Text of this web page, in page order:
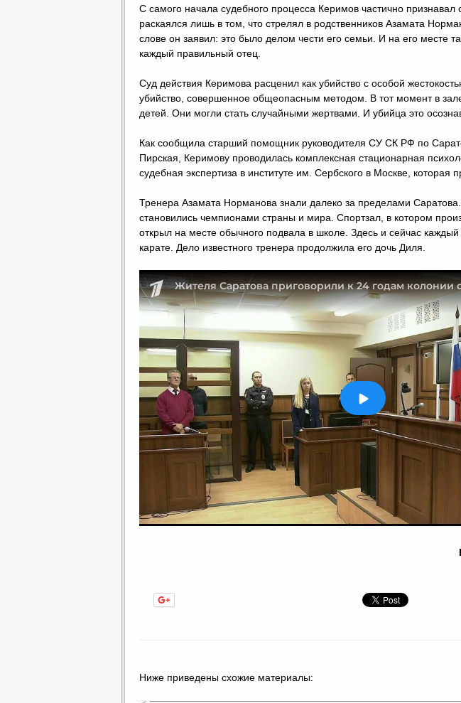
С самого начала судебного процесса Керимов частично признавал
раскаялся лишь в том, что стрелял в родственников Азамата
слове он заявил: это было делом чести его семьи. И на его месте
каждый правильный отец.
Суд действия Керимова расценил как убийство с особой
убийство, совершенное общеопасным методом. В тот момент в
детей. Они могли стать случайными жертвами. И убийца это
Как сообщила старший помощник руководителя СУ СК РФ по
Пирская, Керимову проводилась комплексная стационарная
судебная экспертиза в институте им. Сербского в Москве, которая
Тренера Азамата Норманова знали далеко за пределами Саратова.
становились чемпионами страны и мира. Спортзал, в котором
открыл на месте обычного подвала в школе. Здесь и сейчас
карате. Дело известного тренера продолжила его дочь Диля.
Ниже приведены схожие материалы: